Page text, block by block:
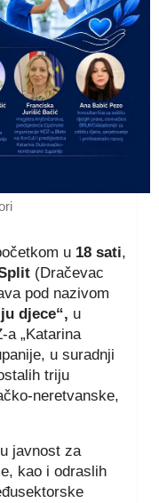
u 18 sati,
(Dračevac
pod nazivom
djece“, u
a „Katarina
u suradnji
triju
neretvanske,
javnost za
kao i odraslih